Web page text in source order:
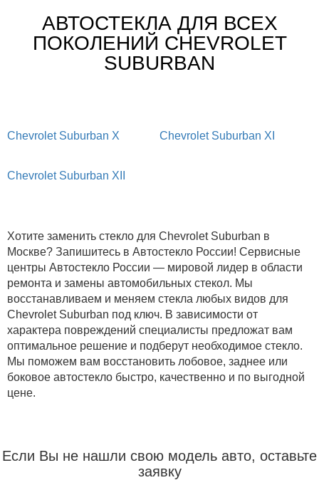
АВТОСТЕКЛА ДЛЯ ВСЕХ
ПОКОЛЕНИЙ CHEVROLET
SUBURBAN
Chevrolet Suburban X Chevrolet Suburban XI
Chevrolet Suburban XII
Хотите заменить стекло для Chevrolet Suburban в
Москве? Запишитесь в Автостекло России! Сервисные
центры Автостекло России — мировой лидер в области
ремонта и замены автомобильных стекол. Мы
восстанавливаем и меняем стекла любых видов для
Chevrolet Suburban под ключ. В зависимости от
характера повреждений специалисты предложат вам
оптимальное решение и подберут необходимое стекло.
Мы поможем вам восстановить лобовое, заднее или
боковое автостекло быстро, качественно и по выгодной
цене.
Если Вы не нашли свою модель авто, оставьте
заявку